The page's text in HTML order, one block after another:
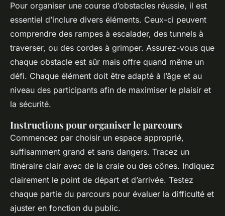
Pour organiser une course d’obstacles réussie, il est
essentiel d’inclure divers éléments. Ceux-ci peuvent
comprendre des rampes à escalader, des tunnels à
traverser, ou des cordes à grimper. Assurez-vous que
chaque obstacle est sûr mais offre quand même un
défi. Chaque élément doit être adapté à l’âge et au
niveau des participants afin de maximiser le plaisir et
la sécurité.
Instructions pour organiser le parcours
Commencez par choisir un espace approprié,
suffisamment grand et sans dangers. Tracez un
itinéraire clair avec de la craie ou des cônes. Indiquez
clairement le point de départ et d’arrivée. Testez
chaque partie du parcours pour évaluer la difficulté et
ajuster en fonction du public.